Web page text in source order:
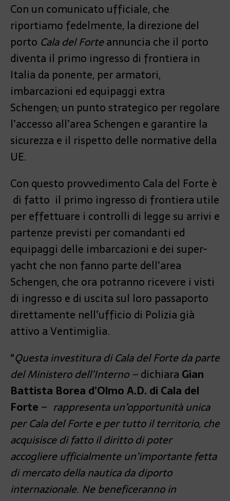
Con un comunicato ufficiale, che
riportiamo fedelmente, la direzione del
porto Cala del Forteannuncia che il porto
diventa il primo ingresso di frontiera in
Italia da ponente, per armatori,
imbarcazioni ed equipaggi extra
Schengen; un punto strategico per regolare
l’accesso all’area Schengen e garantire la
sicurezza e il rispetto delle normative della
UE.
Con questo provvedimento Cala del Forte è
di fatto il primo ingresso di frontiera utile
per effettuare i controlli di legge su arrivi e
partenze previsti per comandanti ed
equipaggi delle imbarcazioni e dei super-
yacht che non fanno parte dell’area
Schengen, che ora potranno ricevere i visti
di ingresso e di uscita sul loro passaporto
direttamente nell’ufficio di Polizia già
attivo a Ventimiglia.
“Questa investitura di Cala del Forte da parte
del Ministero dell’Interno –dichiara Gian
Battista Borea d’Olmo A.D. di Cala del
Forte – rappresenta un’opportunità unica
per Cala del Forte e per tutto il territorio, che
acquisisce di fatto il diritto di poter
accogliere ufficialmente un’importante fetta
di mercato della nautica da diporto
internazionale. Ne beneficeranno in